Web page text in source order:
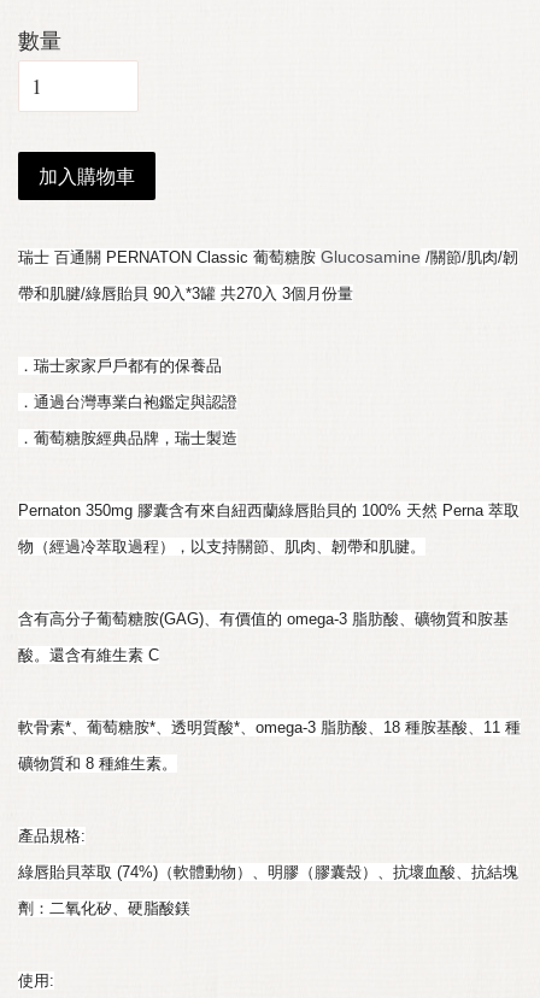
數量
加入購物車
瑞士 百通關 PERNATON Classic 葡萄糖胺 Glucosamine /關節/肌肉/韌
帶和肌腱/綠唇貽貝 90入*3罐 共270入 3個月份量
．瑞士家家戶戶都有的保養品
．通過台灣專業白袍鑑定與認證
．葡萄糖胺經典品牌，瑞士製造
Pernaton 350mg 膠囊含有來自紐西蘭綠唇貽貝的 100% 天然 Perna 萃取
物（經過冷萃取過程），以支持關節、肌肉、韌帶和肌腱。
含有高分子葡萄糖胺(GAG)、有價值的 omega-3 脂肪酸、礦物質和胺基
酸。還含有維生素 C
軟骨素*、葡萄糖胺*、透明質酸*、omega-3 脂肪酸、18 種胺基酸、11 種
礦物質和 8 種維生素。
產品規格:
綠唇貽貝萃取 (74%)（軟體動物）、明膠（膠囊殼）、抗壞血酸、抗結塊
劑：二氧化矽、硬脂酸鎂
使用: